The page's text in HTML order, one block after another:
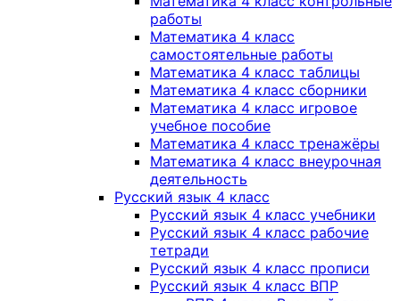
работы
Математика 4 класс
самостоятельные работы
Математика 4 класс таблицы
Математика 4 класс сборники
Математика 4 класс игровое
учебное пособие
Математика 4 класс тренажёры
Математика 4 класс внеурочная
деятельность
Русский язык 4 класс
Русский язык 4 класс учебники
Русский язык 4 класс рабочие
тетради
Русский язык 4 класс прописи
Русский язык 4 класс ВПР